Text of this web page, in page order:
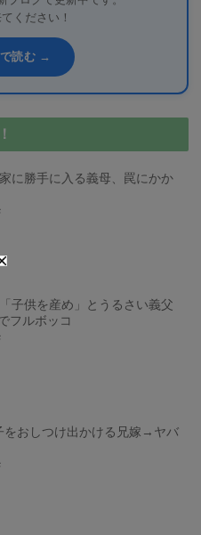
ください！
読む →
家に勝手に入る義母、罠にかか
「子供を産め」とうるさい義父
フルボッコ
をおしつけ出かける兄嫁→ヤバ